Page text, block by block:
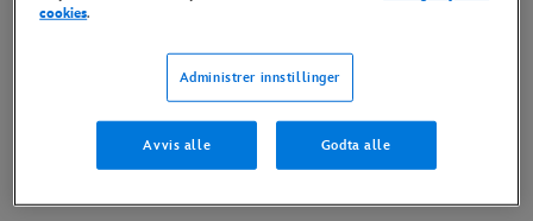
cookies.
Administrer innstillinger
Avvis alle Godta alle